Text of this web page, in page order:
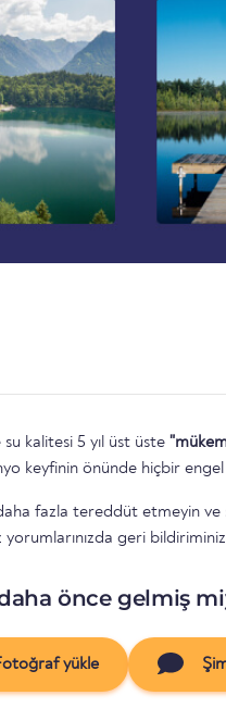
kalitesi 5 yıl üst üste
keyfinin önünde hiçbir
fazla tereddüt etmeyin ve
yorumlarınızda geri
önce gelmiş
yükle